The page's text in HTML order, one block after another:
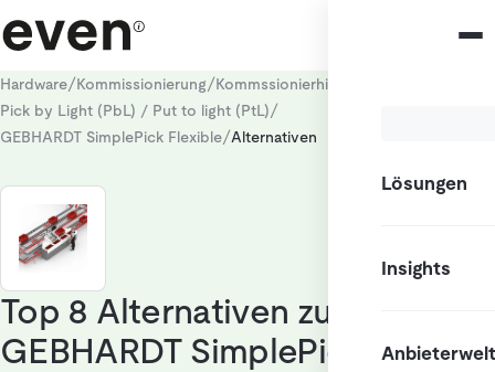
Lösungen
Insights
Anbieterwelt
Hardware/Kommissionierung/Kommssionierhilfen
Pick by Light (PbL) / Put to light (PtL)/
GEBHARDT SimplePick Flexible/Alternativen
Top 8 Alternativen zu
GEBHARDT SimplePick Flexible